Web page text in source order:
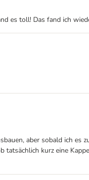
es toll! Das fand ich
aber sobald ich
kurz eine